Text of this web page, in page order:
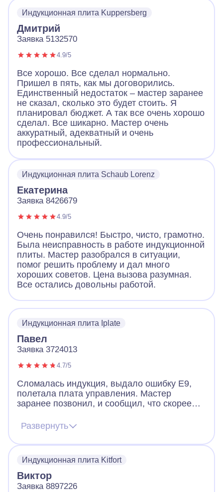
Индукционная плита Kuppersberg
Дмитрий
Заявка 5132570
4.9/5
Все хорошо. Все сделал нормально.
Пришел в пять, как мы договорились.
Единственный недостаток – мастер заранее
не сказал, сколько это будет стоить. Я
планировал бюджет. А так все очень хорошо
сделал. Все шикарно. Мастер очень
аккуратный, адекватный и очень
профессиональный.
Индукционная плита Schaub Lorenz
Екатерина
Заявка 8426679
4.9/5
Очень понравился! Быстро, чисто, грамотно.
Была неисправность в работе индукционной
плиты. Мастер разобрался в ситуации,
помог решить проблему и дал много
хороших советов. Цена вызова разумная.
Все остались довольны работой.
Индукционная плита Iplate
Павел
Заявка 3724013
4.7/5
Сломалась индукция, выдало ошибку Е9,
полетала плата управления. Мастер
заранее позвонил, и сообщил, что скорее
починить и без замены. Цена на платы
начинается от 12к и выше. Мастер приехал,
все продиагностировал и смог починить без
Развернуть
Индукционная плита Kitfort
Виктор
Заявка 8897226